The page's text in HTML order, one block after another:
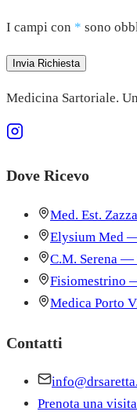
I campi con * sono
Invia Richiesta
Medicina Sartoriale.
Dove Ricevo
Med. Est.
Elysium Med
C.M. Serena —
Fisiomestrino
Medica Porto
Contatti
Prenota una